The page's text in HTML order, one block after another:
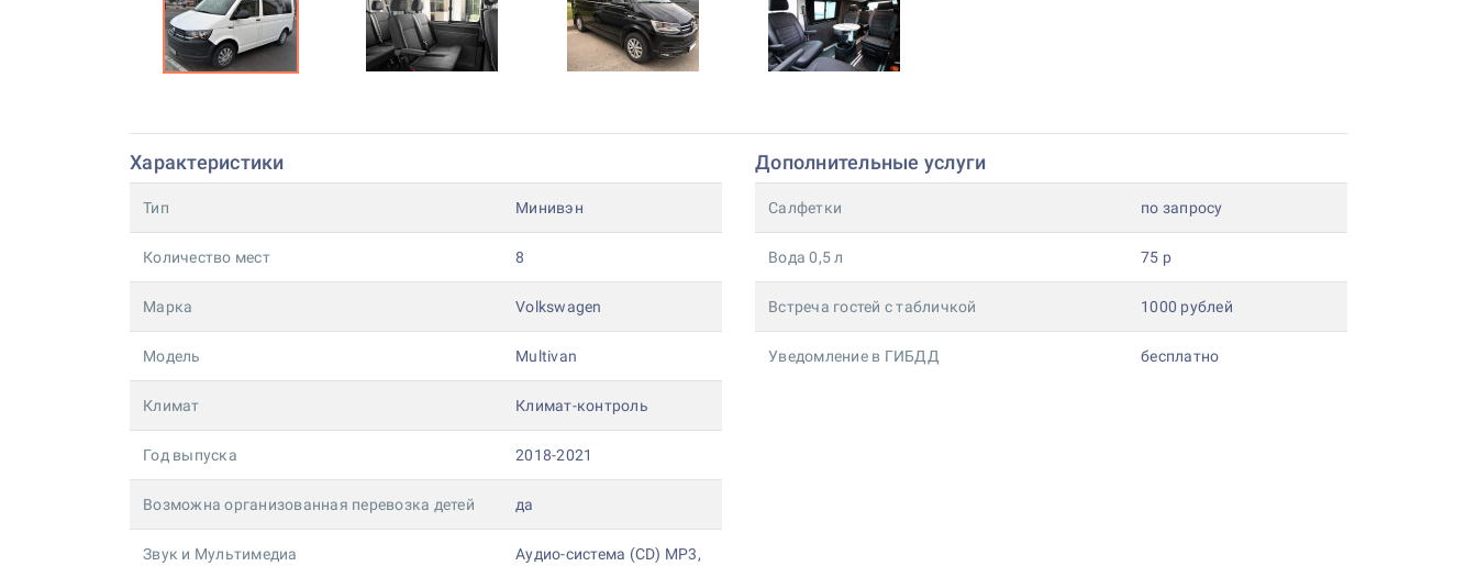
Характеристики
Тип Минивэн
Количество мест 8
Марка Volkswagen
Модель Multivan
Климат Климат-контроль
Год выпуска 2018-2021
Возможна организованная перевозка детей да
Звук и Мультимедиа
Аудио-система (CD) МP3,
Дополнительные услуги
Салфетки по запросу
Вода 0,5 л 75 р
Встреча гостей с табличкой 1000 рублей
Уведомление в ГИБДД бесплатно